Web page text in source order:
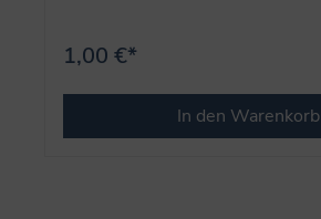
1,00 €*
In den Warenkorb